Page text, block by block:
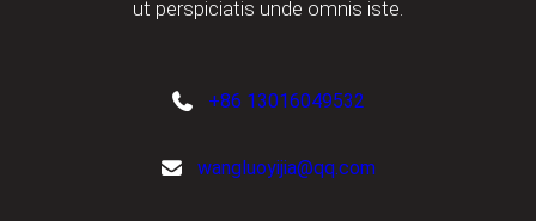
ut perspiciatis unde omnis iste.
+86 13016049532
wangluoyijia@qq.com